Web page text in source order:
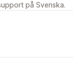
på Svenska.